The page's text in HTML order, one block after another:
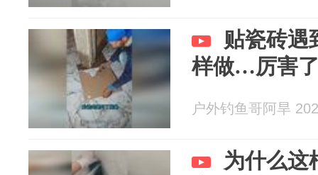
贴瓷砖遇
样做…厉害
户外钓鱼哥阿旱
为什么这